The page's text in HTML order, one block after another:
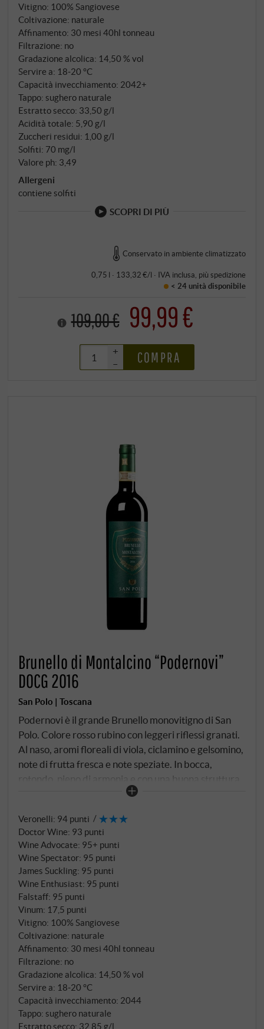
Vitigno: 100% Sangiovese
Coltivazione: naturale
Affinamento: 30 mesi 40hl tonneau
Filtrazione: no
Gradazione alcolica: 14,50 % vol
Servire a: 18‑20 °C
Capacità invecchiamento: 2042+
Tappo: sughero naturale
Estratto secco: 33,50 g/l
Acidità totale: 5,90 g/l
Zuccheri residui: 1,00 g/l
Solfiti: 70 mg/l
Valore ph: 3,49
Allergeni
contiene solfiti
SCOPRI DI PIÙ
Conservato in ambiente climatizzato
0,75 l · 133,32 €/l · IVA inclusa , più spedizione
< 24 unità disponibile
109,00 € 99,99 €
+
–
COMPRA
Brunello di Montalcino “Podernovi”
DOCG 2016
San Polo | Toscana
Podernovi è il grande Brunello monovitigno di San
Polo. Colore rosso rubino con leggeri riflessi granati.
Al naso, aromi floreali di viola, ciclamino e gelsomino,
note di frutta fresca e note speziate. In bocca,
rotondo, pieno di armonia e con una buona struttura
e acidità, oltre a tannini molto morbidi che mostrano
lunghezza quasi infinita, profondo e con un carattere
distinto che permane nella memoria.
Veronelli: 94 punti
Doctor Wine: 93 punti
Wine Advocate: 95+ punti
Wine Spectator: 95 punti
James Suckling: 95 punti
Wine Enthusiast: 95 punti
Falstaff: 95 punti
Vinum: 17,5 punti
Vitigno: 100% Sangiovese
Coltivazione: naturale
Affinamento: 30 mesi 40hl tonneau
Filtrazione: no
Gradazione alcolica: 14,50 % vol
Servire a: 18‑20 °C
Capacità invecchiamento: 2044
Tappo: sughero naturale
Estratto secco: 32,85 g/l